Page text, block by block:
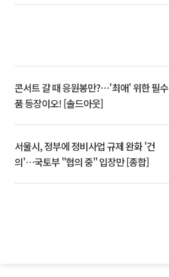
콘서트 갈 때 응원봉만?⋯'최애' 위한 필수
품 등장이오! [솔드아웃]
서울시, 정부에 정비사업 규제 완화 '건
의'⋯국토부 "협의 중" 입장만 [종합]